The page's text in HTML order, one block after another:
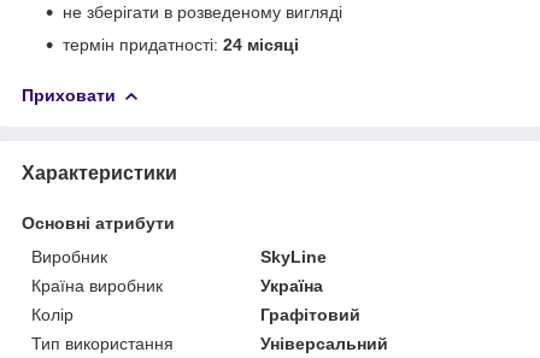
не зберігати в розведеному вигляді
термін придатності: 24 місяці
Приховати
Характеристики
Основні атрибути
Виробник
SkyLine
Країна виробник
Україна
Колір
Графітовий
Тип використання
Універсальний